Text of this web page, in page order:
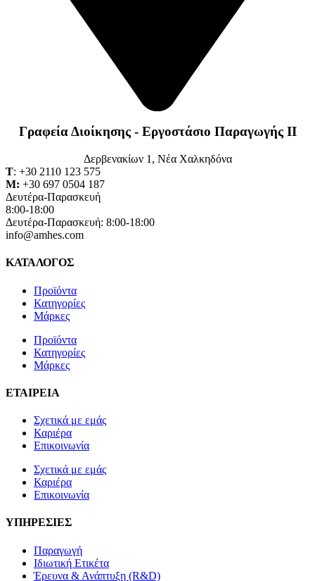
Γραφεία Διοίκησης - Εργοστάσιο Παραγωγής ΙΙ
Δερβενακίων 1, Νέα Χαλκηδόνα
Τ: +30 2110 123 575
M: +30 697 0504 187
Δευτέρα-Παρασκευή
8:00-18:00
Δευτέρα-Παρασκευή: 8:00-18:00
info@amhes.com
ΚΑΤΑΛΟΓΟΣ
Προϊόντα
Κατηγορίες
Μάρκες
Προϊόντα
Κατηγορίες
Μάρκες
ΕΤΑΙΡΕΙΑ
Σχετικά με εμάς
Καριέρα
Επικοινωνία
Σχετικά με εμάς
Καριέρα
Επικοινωνία
ΥΠΗΡΕΣΙΕΣ
Παραγωγή
Ιδιωτική Ετικέτα
Έρευνα & Ανάπτυξη (R&D)